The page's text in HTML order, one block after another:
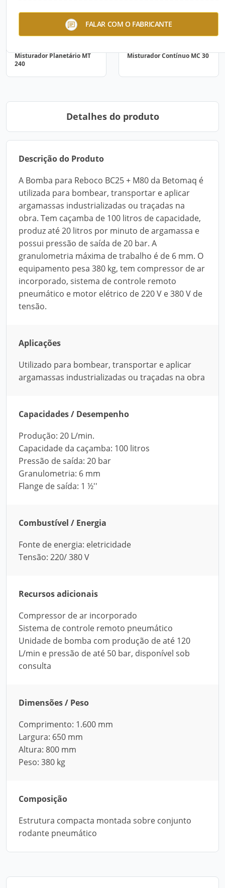
FALAR COM O FABRICANTE
Misturador Planetário MT
240
Misturador Contínuo MC 30
Detalhes do produto
Descrição do Produto
A Bomba para Reboco BC25 + M80 da Betomaq é
utilizada para bombear, transportar e aplicar
argamassas industrializadas ou traçadas na
obra. Tem caçamba de 100 litros de capacidade,
produz até 20 litros por minuto de argamassa e
possui pressão de saída de 20 bar. A
granulometria máxima de trabalho é de 6 mm. O
equipamento pesa 380 kg, tem compressor de ar
incorporado, sistema de controle remoto
pneumático e motor elétrico de 220 V e 380 V de
tensão.
Aplicações
Utilizado para bombear, transportar e aplicar
argamassas industrializadas ou traçadas na obra
Capacidades / Desempenho
Produção: 20 L/min.
Capacidade da caçamba: 100 litros
Pressão de saída: 20 bar
Granulometria: 6 mm
Flange de saída: 1 ½''
Combustível / Energia
Fonte de energia: eletricidade
Tensão: 220/ 380 V
Recursos adicionais
Compressor de ar incorporado
Sistema de controle remoto pneumático
Unidade de bomba com produção de até 120
L/min e pressão de até 50 bar, disponível sob
consulta
Dimensões / Peso
Comprimento: 1.600 mm
Largura: 650 mm
Altura: 800 mm
Peso: 380 kg
Composição
Estrutura compacta montada sobre conjunto
rodante pneumático